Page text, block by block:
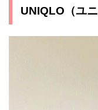
UNIQLO（ユ